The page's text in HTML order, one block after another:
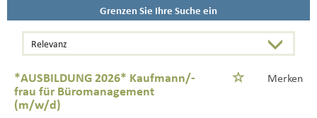
Grenzen Sie Ihre Suche ein
*AUSBILDUNG 2026* Kaufmann/-
frau für Büromanagement
(m/w/d)
Merken